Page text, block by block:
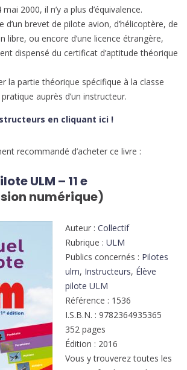
2000, il n’y a plus d’équivalence.
d’un brevet de pilote avion, d’hélicoptère, de
libre, ou encore d’une licence étrangère,
dispensé du certificat d’aptitude théorique
la partie théorique spécifique à la classe
auprès d’un instructeur.
en cliquant ici !
recommandé d’acheter ce livre :
ULM – 11 e
numérique)
Auteur : Collectif
Rubrique : ULM
Publics concernés : Pilotes
ulm, Instructeurs, Élève
pilote ULM
Référence : 1536
I.S.B.N. : 9782364935365
352 pages
Édition : 2016
Vous y trouverez toutes les